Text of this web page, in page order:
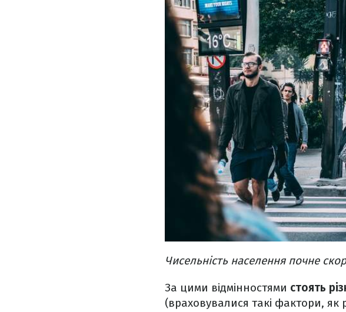
Чисельність населення почне
За цими відмінностями стоять
(враховувалися такі фактори, як